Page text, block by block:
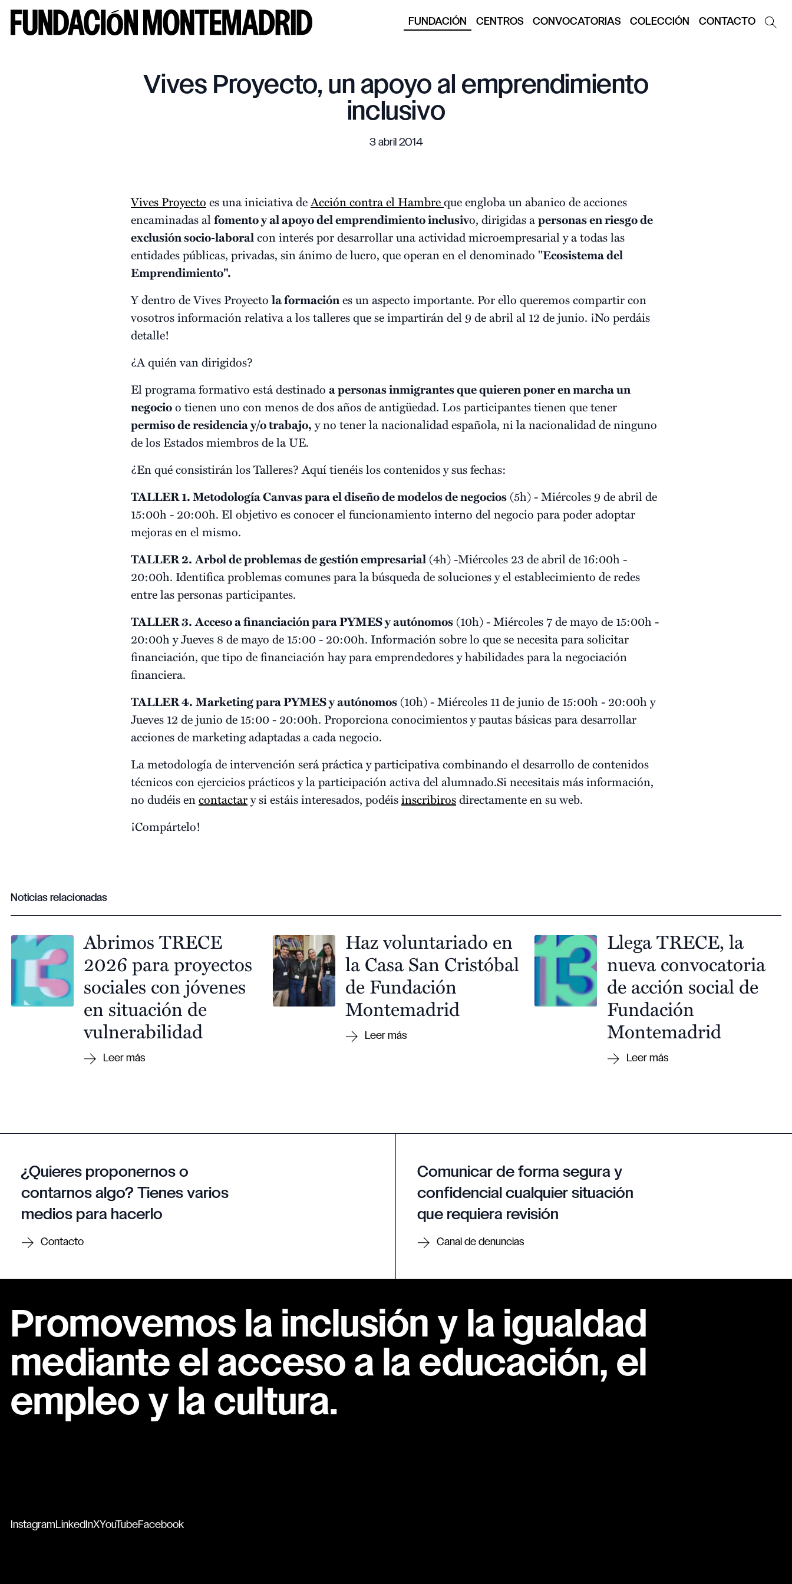
FUNDACIÓN CENTROS CONVOCATORIAS COLECCIÓN CONTACTO
Vives Proyecto, un apoyo al emprendimiento
inclusivo
3 abril 2014
Vives Proyecto es una iniciativa deAcción contra el Hambreque engloba un abanico de acciones
encaminadas alfomento y al apoyo del emprendimiento inclusivo, dirigidas apersonas en riesgo de
exclusión socio-laboralcon interés por desarrollar una actividad microempresarial y a todas las
entidades públicas, privadas, sin ánimo de lucro, que operan en el denominado "Ecosistema del
Emprendimiento".
Y dentro de Vives Proyectola formaciónes un aspecto importante. Por ello queremos compartir con
vosotros información relativa a los talleres que se impartirán del 9 de abril al 12 de junio. ¡No perdáis
detalle!
¿A quién van dirigidos?
El programa formativo está destinado a personas inmigrantes que quieren poner en marcha un
negocioo tienen uno con menos de dos años de antigüedad. Los participantes tienen que tener
permiso de residencia y/o trabajo,y no tener la nacionalidad española, ni la nacionalidad de ninguno
de los Estados miembros de la UE.
¿En qué consistirán los Talleres? Aquí tienéis los contenidos y sus fechas:
TALLER 1. Metodología Canvas para el diseño de modelos de negocios (5h) - Miércoles 9 de abril de
15:00h - 20:00h. El objetivo es conocer el funcionamiento interno del negocio para poder adoptar
mejoras en el mismo.
TALLER 2. Arbol de problemas de gestión empresarial (4h) -Miércoles 23 de abril de 16:00h -
20:00h. Identifica problemas comunes para la búsqueda de soluciones y el establecimiento de redes
entre las personas participantes.
TALLER 3. Acceso a financiación para PYMES y autónomos (10h) - Miércoles 7 de mayo de 15:00h -
20:00h y Jueves 8 de mayo de 15:00 - 20:00h. Información sobre lo que se necesita para solicitar
financiación, que tipo de financiación hay para emprendedores y habilidades para la negociación
financiera.
TALLER 4. Marketing para PYMES y autónomos (10h) - Miércoles 11 de junio de 15:00h - 20:00h y
Jueves 12 de junio de 15:00 - 20:00h. Proporciona conocimientos y pautas básicas para desarrollar
acciones de marketing adaptadas a cada negocio.
La metodología de intervención será práctica y participativa combinando el desarrollo de contenidos
técnicos con ejercicios prácticos y la participación activa del alumnado.Si necesitais más información,
no dudéis encontactary si estáis interesados, podéisinscribirosdirectamente en su web.
¡Compártelo!
Noticias relacionadas
Abrimos TRECE
2026 para proyectos
sociales con jóvenes
en situación de
vulnerabilidad
Haz voluntariado en
la Casa San Cristóbal
de Fundación
Montemadrid
Llega TRECE, la
nueva convocatoria
de acción social de
Fundación
Montemadrid
¿Quieres proponernos o
contarnos algo? Tienes varios
medios para hacerlo
Contacto
Comunicar de forma segura y
confidencial cualquier situación
que requiera revisión
Canal de denuncias
Promovemos la inclusión y la igualdad
mediante el acceso a la educación, el
empleo y la cultura.
Instagram LinkedInXYouTubeFacebook